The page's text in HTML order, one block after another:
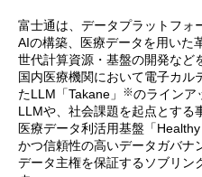
富士通は、データプラットフォ
AIの構築、医療データを用いた
世代計算資源・基盤の開発など
国内医療機関において電子カル
たLLM「Takane」
※のラインア
LLMや、社会課題を起点とする
医療データ利活用基盤「
かつ信頼性の高いデータガバナ
データ主権を保証するソブリン